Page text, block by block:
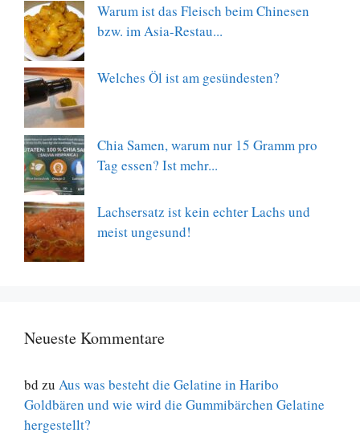
Warum ist das Fleisch beim Chinesen
bzw. im Asia-Restau...
Welches Öl ist am gesündesten?
Chia Samen, warum nur 15 Gramm pro
Tag essen? Ist mehr...
Lachsersatz ist kein echter Lachs und
meist ungesund!
Neueste Kommentare
bd zu Aus was besteht die Gelatine in Haribo
Goldbären und wie wird die Gummibärchen Gelatine
hergestellt?